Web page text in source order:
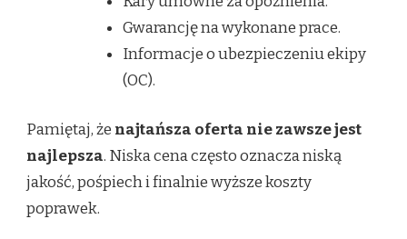
Gwarancję na wykonane prace.
Informacje o ubezpieczeniu ekipy
(OC).
Pamiętaj, że najtańsza oferta nie zawsze jest
najlepsza. Niska cena często oznacza niską
jakość, pośpiech i finalnie wyższe koszty
poprawek.